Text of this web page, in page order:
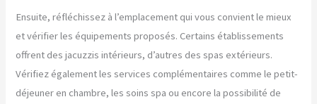
Ensuite, réfléchissez à l’emplacement qui vous convient le mieux
et vérifier les équipements proposés. Certains établissements
offrent des jacuzzis intérieurs, d’autres des spas extérieurs.
Vérifiez également les services complémentaires comme le petit-
déjeuner en chambre, les soins spa ou encore la possibilité de